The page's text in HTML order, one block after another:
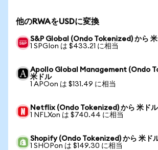
他のRWAをUSDに変換
S&P Global (Ondo Tokenized) から
1 SPGIon は $433.21 に相当
Apollo Global Management (Ondo
米ドル
1 APOon は $131.49 に相当
Netflix (Ondo Tokenized) から 米ドル
1 NFLXon は $740.44 に相当
Shopify (Ondo Tokenized) から 米ド
1 SHOPon は $149.30 に相当